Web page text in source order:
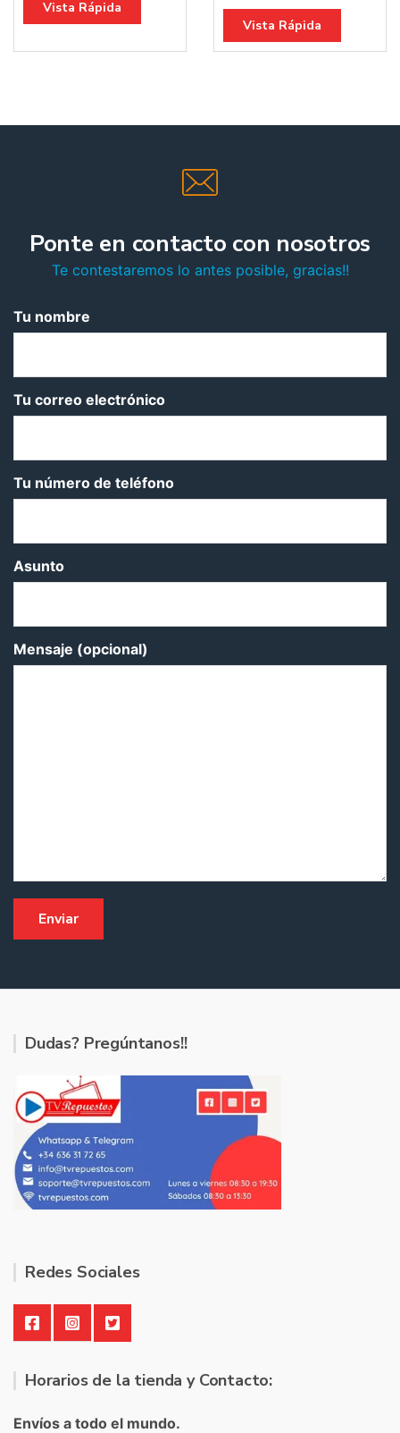
Vista Rápida
Vista Rápida
Ponte en contacto con nosotros
Te contestaremos lo antes posible, gracias!!
Tu nombre
Tu correo electrónico
Tu número de teléfono
Asunto
Mensaje (opcional)
Dudas? Pregúntanos!!
Redes Sociales
Horarios de la tienda y Contacto:
Envíos a todo el mundo.